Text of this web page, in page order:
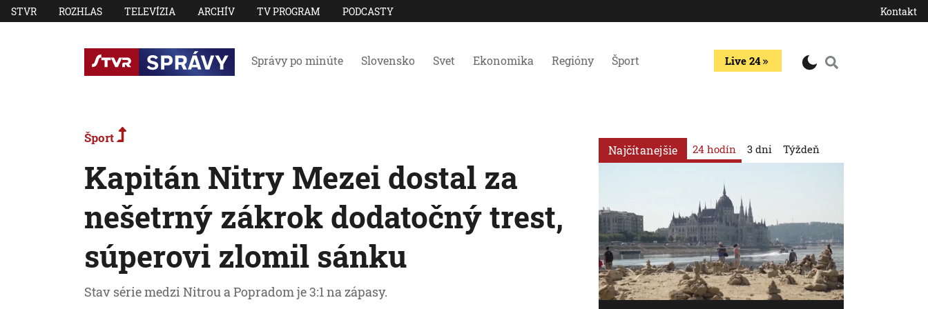
STVR ROZHLAS TELEVÍZIA ARCHÍV TV PROGRAM PODCASTY Kontakt
Správy po minúte Slovensko Svet Ekonomika Regióny Šport Live 24
Šport
Kapitán Nitry Mezei dostal za
nešetrný zákrok dodatočný trest,
súperovi zlomil sánku
Stav série medzi Nitrou a Popradom je 3:1 na zápasy.
Najčítanejšie 24 hodín 3 dni Týždeň